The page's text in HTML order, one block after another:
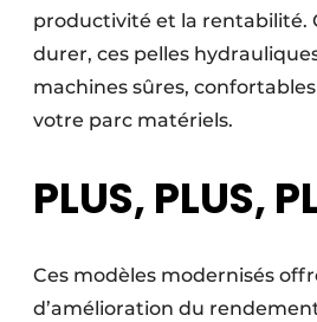
Façades
Géotextiles
Infrastructures souterraines
Protection solaire
Sécurité incendie
productivité et la rentabilité.
durer, ces pelles
machines sûres,
votre parc matériels.
PLUS, PLUS,
Ces modèles modernisés
d’amélioration du